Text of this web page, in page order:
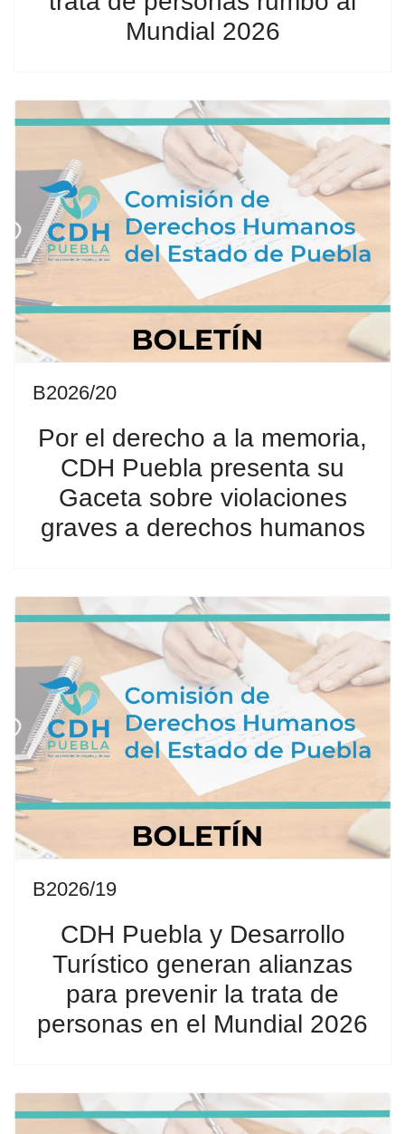
Mundial 2026
B2026/20
Por el derecho a la memoria,
CDH Puebla presenta su
Gaceta sobre violaciones
graves a derechos humanos
B2026/19
CDH Puebla y Desarrollo
Turístico generan alianzas
para prevenir la trata de
personas en el Mundial 2026